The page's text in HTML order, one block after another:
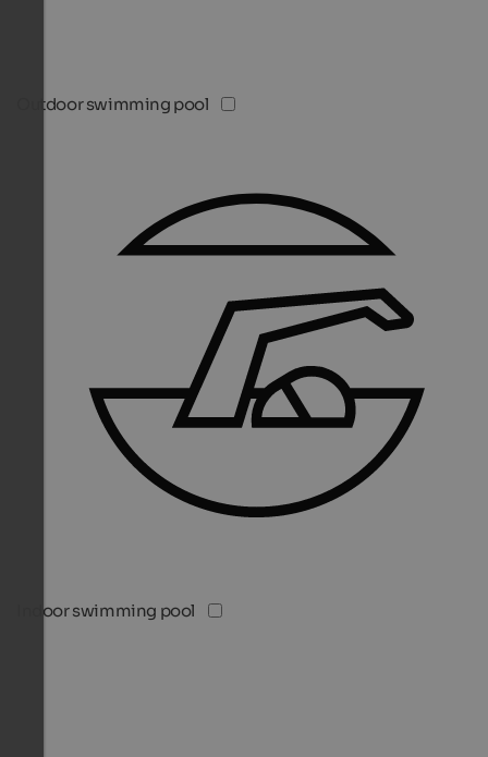
Outdoor swimming pool
Indoor swimming pool